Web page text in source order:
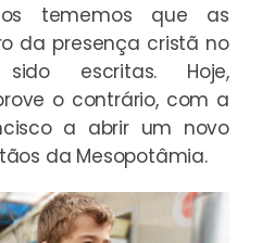
tememos que as
da presença cristã no
escritas. Hoje,
o contrário, com a
a abrir um novo
da Mesopotâmia.